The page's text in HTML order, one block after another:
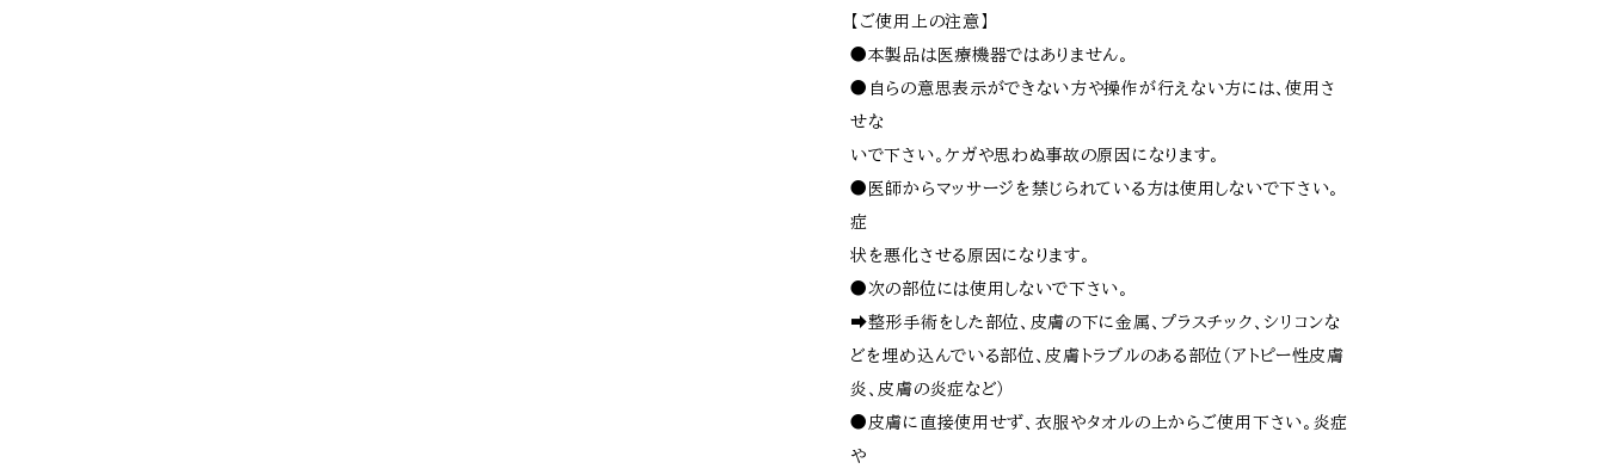
【ご使用上の注意】
●本製品は医療機器ではありません。
●自らの意思表示ができない方や操作が行えない方には、使用さ
せな
いで下さい。ケガや思わぬ事故の原因になります。
●医師からマッサージを禁じられている方は使用しないで下さい。
症
状を悪化させる原因になります。
●次の部位には使用しないで下さい。
➡整形手術をした部位、皮膚の下に金属、プラスチック、シリコンな
どを埋め込んでいる部位、皮膚トラブルのある部位（アトピー性皮膚
炎、皮膚の炎症など）
●皮膚に直接使用せず、衣服やタオルの上からご使用下さい。炎症
や